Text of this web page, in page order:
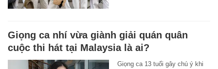
Giọng ca nhí vừa giành giải quán quân
cuộc thi hát tại Malaysia là ai?
Giọng ca 13 tuổi gây chú ý khi